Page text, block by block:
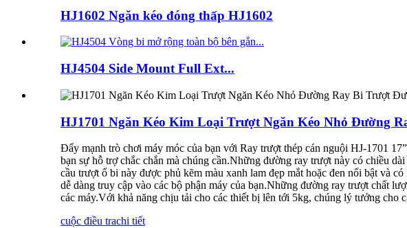
HJ1602 Ngăn kéo đóng thấp HJ1602
HJ4504 Side Mount Full Ext...
HJ1701 Ngăn Kéo Kim Loại Trượt Ngăn Kéo Nhỏ Đường
Đẩy mạnh trò chơi máy móc của bạn với Ray trượt thép cán nguội HJ-1701
bạn sự hỗ trợ chắc chắn mà chúng cần.Những đường ray trượt này có chiều
cầu trượt ổ bi này được phủ kẽm màu xanh lam đẹp mắt hoặc đen nổi bật và
dễ dàng truy cập vào các bộ phận máy của bạn.Những đường ray trượt chất
các máy.Với khả năng chịu tải cho các thiết bị lên tới 5kg, chúng lý tưởng cho
cuộc điều trachi tiết